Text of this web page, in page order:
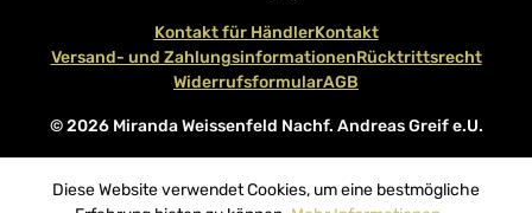
© 2026 Miranda Weissenfeld Nachf. Andreas Greif e.U.
Kontakt für HändlerKontakt
Versand- und ZahlungsinformationenRücktrittsrecht
WiderrufsformularAGB
Diese Website verwendet Cookies, um eine bestmögliche